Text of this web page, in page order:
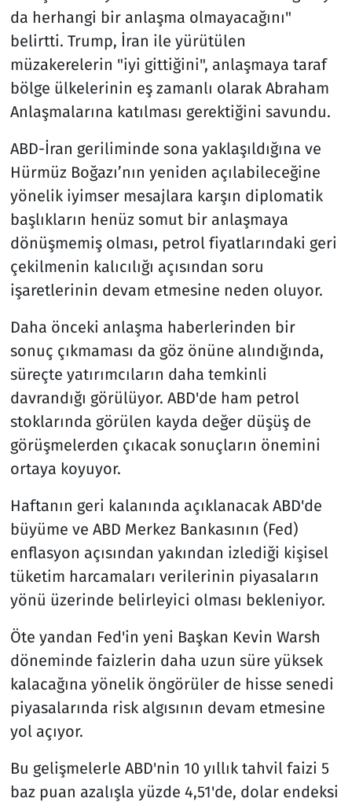
da herhangi bir anlaşma olmayacağını"
belirtti. Trump, İran ile yürütülen
müzakerelerin "iyi gittiğini", anlaşmaya taraf
bölge ülkelerinin eş zamanlı olarak Abraham
Anlaşmalarına katılması gerektiğini savundu.
ABD-İran geriliminde sona yaklaşıldığına ve
Hürmüz Boğazı’nın yeniden açılabileceğine
yönelik iyimser mesajlara karşın diplomatik
başlıkların henüz somut bir anlaşmaya
dönüşmemiş olması, petrol fiyatlarındaki geri
çekilmenin kalıcılığı açısından soru
işaretlerinin devam etmesine neden oluyor.
Daha önceki anlaşma haberlerinden bir
sonuç çıkmaması da göz önüne alındığında,
süreçte yatırımcıların daha temkinli
davrandığı görülüyor. ABD'de ham petrol
stoklarında görülen kayda değer düşüş de
görüşmelerden çıkacak sonuçların önemini
ortaya koyuyor.
Haftanın geri kalanında açıklanacak ABD'de
büyüme ve ABD Merkez Bankasının (Fed)
enflasyon açısından yakından izlediği kişisel
tüketim harcamaları verilerinin piyasaların
yönü üzerinde belirleyici olması bekleniyor.
Öte yandan Fed'in yeni Başkan Kevin Warsh
döneminde faizlerin daha uzun süre yüksek
kalacağına yönelik öngörüler de hisse senedi
piyasalarında risk algısının devam etmesine
yol açıyor.
Bu gelişmelerle ABD'nin 10 yıllık tahvil faizi 5
baz puan azalışla yüzde 4,51'de, dolar endeksi